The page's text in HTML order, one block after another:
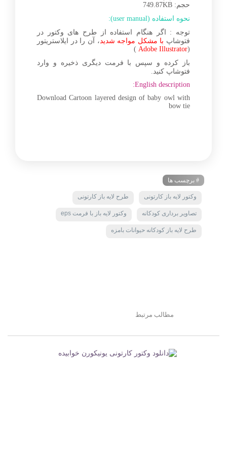
حجم: 749.87KB
نحوه استفاده (user manual):
توجه : اگر هنگام استفاده از طرح های وکتور در
فتوشاپ با مشکل مواجه شدید، آن را در ایلاستریتور
(
Adobe Illustrator
)
باز کرده و سپس با فرمت دیگری ذخیره و وارد
فتوشاپ کنید.
English description:
Download Cartoon layered design of baby owl with
bow tie
# برچسب ها
وکتور لایه باز کارتونی طرح لایه باز کارتونی
تصاویر برداری کودکانه وکتور لایه باز با فرمت eps
طرح لایه باز کودکانه حیوانات بامزه
مطالب مرتبط